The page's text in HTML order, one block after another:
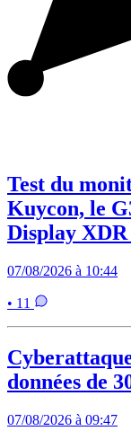
Test du
Kuycon, le
Display XDR
07/08/2026 à 10:44
• 11
données de
07/08/2026 à 09:47